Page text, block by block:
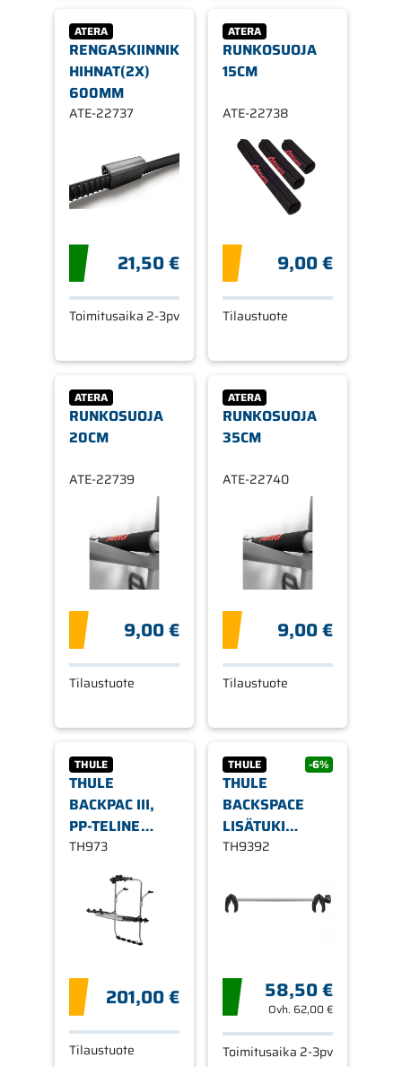
ATERA
RENGASKIINNIKE
HIHNAT(2X)
600MM
ATE-22737
21,50 €
Toimitusaika 2-3pv
ATERA
RUNKOSUOJA
15CM
ATE-22738
9,00 €
Tilaustuote
ATERA
RUNKOSUOJA
20CM
ATE-22739
9,00 €
Tilaustuote
ATERA
RUNKOSUOJA
35CM
ATE-22740
9,00 €
Tilaustuote
THULE
THULE
BACKPAC III,
PP-TELINE
TAKA-
ASENNUKSEEN
TH973
201,00 €
Tilaustuote
THULE -6%
THULE
BACKSPACE
LISÄTUKI
4.PYÖRÄLLE
TH9392
58,50 €
Ovh. 62,00 €
Toimitusaika 2-3pv